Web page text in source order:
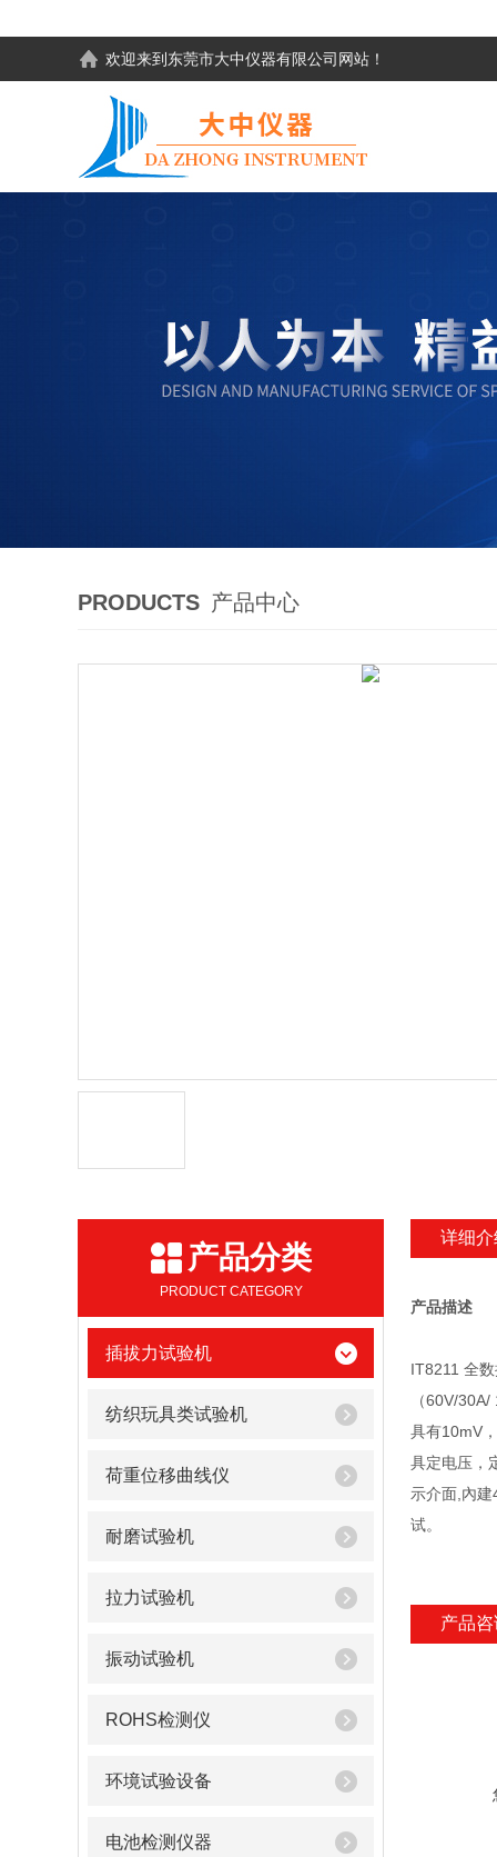
欢迎来到东莞市大中仪器有限公司网站！
PRODUCTS 产品中心
产品分类
PRODUCT CATEGORY
插拔力试验机
纺织玩具类试验机
荷重位移曲线仪
耐磨试验机
拉力试验机
振动试验机
ROHS检测仪
环境试验设备
电池检测仪器
详细介
产品描述
IT8211 全
（60V/
具有10mV
具定电压，
示介面,內
试。
产品